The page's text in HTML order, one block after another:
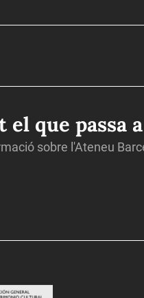
el que passa
sobre l'Ateneu